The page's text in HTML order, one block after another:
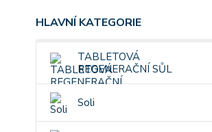
HLAVNÍ KATEGORIE
TABLETOVÁ
REGENERAČNÍ SŮL
Soli